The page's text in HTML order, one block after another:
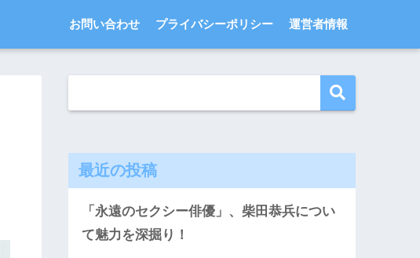
お問い合わせ プライバシーポリシー 運営者情報
最近の投稿
「永遠のセクシー俳優」、柴田恭兵につい
て魅力を深掘り！